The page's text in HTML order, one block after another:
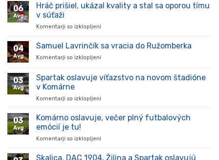
06
Avg
Hráč prišiel, ukázal kvality a stal sa oporou tímu
v súťaži
Komentarji so izklopljeni
prišiel,
stal
súťaži
04
Avg
Samuel Lavrinčík sa vracia do Ružomberka
Komentarji so izklopljeni
Lavrinčík
sa
03
Avg
Spartak oslavuje víťazstvo na novom štadióne
v Komárne
Komentarji so izklopljeni
oslavuje
v
03
Avg
Komárno oslavuje, večer plný futbalových
emócií je tu!
Komentarji so izklopljeni
oslavuje,
Skalica, DAC 1904, Žilina a Spartak oslavujú